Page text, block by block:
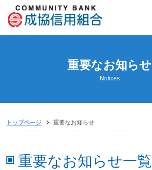
当組合の概要
店舗のご案内
重要なお知らせ
Notices
トップページ 重要なお知らせ
重要なお知らせ一覧